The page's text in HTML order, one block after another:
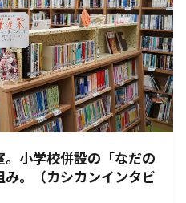
小学校併設の「なだの
。（カシカンインタビ